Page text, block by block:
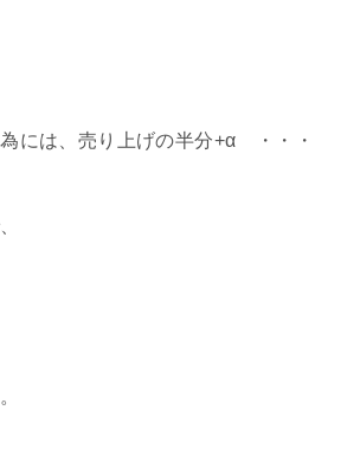
には、売り上げの半分+α ・・・